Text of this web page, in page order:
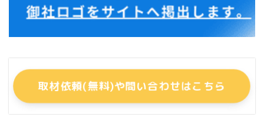
取材依頼(無料)や問い合わせはこちら